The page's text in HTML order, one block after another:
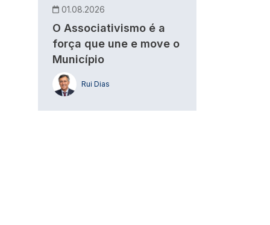
01.08.2026
O Associativismo é a
força que une e move o
Município
Rui Dias